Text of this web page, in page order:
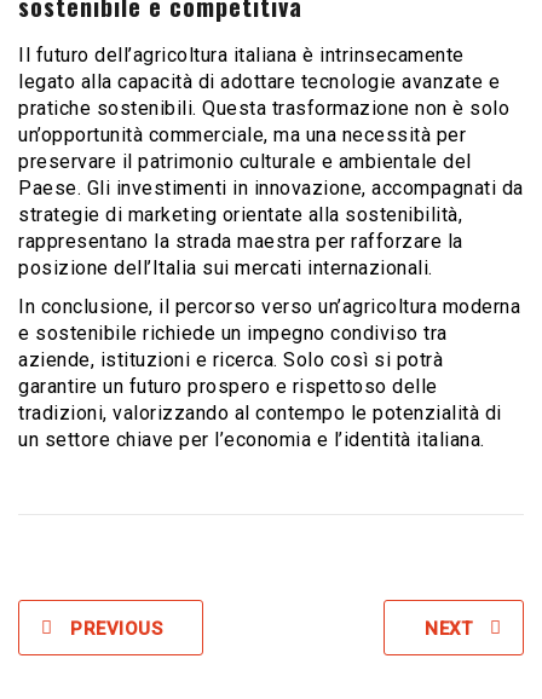
Il futuro dell’agricoltura italiana è intrinsecamente
legato alla capacità di adottare tecnologie avanzate e
pratiche sostenibili. Questa trasformazione non è solo
un’opportunità commerciale, ma una necessità per
preservare il patrimonio culturale e ambientale del
Paese. Gli investimenti in innovazione, accompagnati da
strategie di marketing orientate alla sostenibilità,
rappresentano la strada maestra per rafforzare la
posizione dell’Italia sui mercati internazionali.
In conclusione, il percorso verso un’agricoltura moderna
e sostenibile richiede un impegno condiviso tra
aziende, istituzioni e ricerca. Solo così si potrà
garantire un futuro prospero e rispettoso delle
tradizioni, valorizzando al contempo le potenzialità di
un settore chiave per l’economia e l’identità italiana.
PREVIOUS NEXT